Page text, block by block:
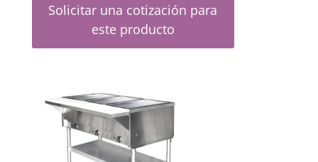
Solicitar una cotización para
este producto